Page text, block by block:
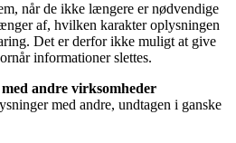
når de ikke længere er nødvendige
af, hvilken karakter oplysningen
Det er derfor ikke muligt at give
informationer slettes.
andre virksomheder
med andre, undtagen i ganske